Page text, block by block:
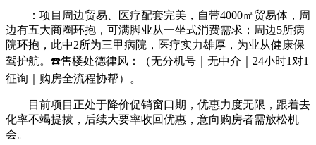
：项目周边贸易、医疗配套完美，自带4000㎡贸易体，周
边有五大商圈环抱，可满脚业从一坐式消费需求；周边5所病
院环抱，此中2所为三甲病院，医疗实力雄厚，为业从健康保
驾护航。☎️售楼处德律风：（无分机号｜无中介｜24小时1对1
征询｜购房全流程协帮）。
目前项目正处于降价促销窗口期，优惠力度无限，跟着去
化率不竭提拔，后续大要率收回优惠，意向购房者需放松机
会。